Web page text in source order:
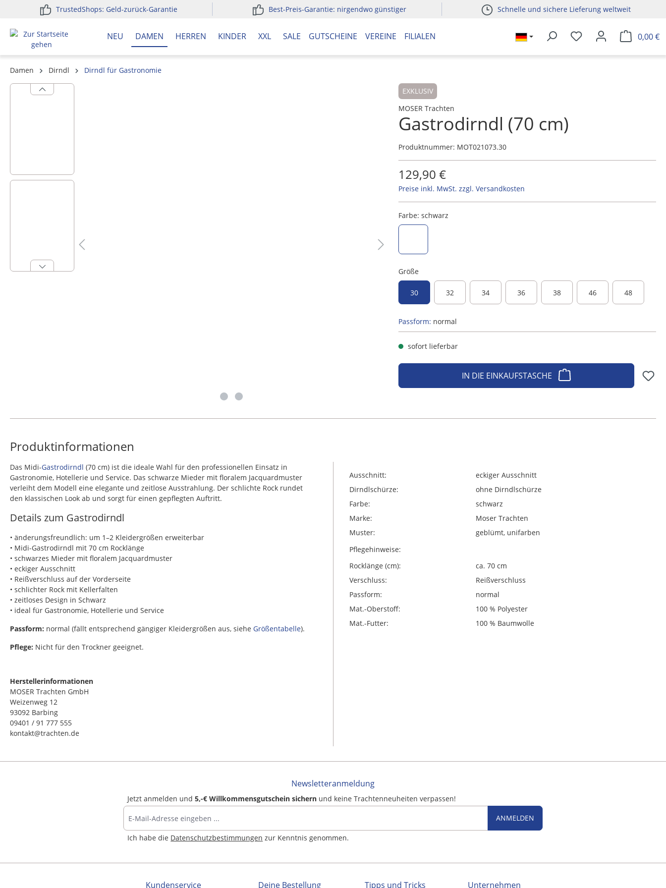
Zur Hauptnavigation springen
TrustedShops: Geld-zurück-Garantie Best-Preis-Garantie: nirgendwo günstiger Schnelle und sichere Lieferung weltweit
NEU DAMEN HERREN KINDER XXL SALE GUTSCHEINE VEREINE FILIALEN 0,00 €
Damen Dirndl
Dirndl für Gastronomie
Bildergalerie überspringen
EXKLUSIV
MOSER Trachten
Gastrodirndl (70 cm)
Produktnummer: MOT021073.30
129,90 €
Preise inkl. MwSt. zzgl. Versandkosten
Farbe: schwarz
Größe
30 32 34 36 38 46 48
Passform: normal
sofort lieferbar
IN DIE EINKAUFSTASCHE
Produktinformationen
Das Midi-Gastrodirndl (70 cm) ist die ideale Wahl für den professionellen Einsatz in
Gastronomie, Hotellerie und Service. Das schwarze Mieder mit floralem Jacquardmuster
verleiht dem Modell eine elegante und zeitlose Ausstrahlung. Der schlichte Rock rundet
den klassischen Look ab und sorgt für einen gepflegten Auftritt.
Details zum Gastrodirndl
• änderungsfreundlich: um 1–2 Kleidergrößen erweiterbar
• Midi-Gastrodirndl mit 70 cm Rocklänge
• schwarzes Mieder mit floralem Jacquardmuster
• eckiger Ausschnitt
• Reißverschluss auf der Vorderseite
• schlichter Rock mit Kellerfalten
• zeitloses Design in Schwarz
• ideal für Gastronomie, Hotellerie und Service
Passform: normal (fällt entsprechend gängiger Kleidergrößen aus, siehe Größentabelle).
Pflege: Nicht für den Trockner geeignet.
Herstellerinformationen
MOSER Trachten GmbH
Weizenweg 12
93092 Barbing
09401 / 91 777 555
kontakt@trachten.de
Ausschnitt:
eckiger Ausschnitt
Dirndlschürze:
ohne Dirndlschürze
Farbe:
schwarz
Marke:
Moser Trachten
Muster:
geblümt, unifarben
Pflegehinweise:
Rocklänge (cm):
ca. 70 cm
Verschluss:
Reißverschluss
Passform:
normal
Mat.-Oberstoff:
100 % Polyester
Mat.-Futter:
100 % Baumwolle
Newsletteranmeldung
Jetzt anmelden und5,-€ Willkommensgutschein sichern und keine Trachtenneuheiten verpassen!
ANMELDEN
Ich habe die Datenschutzbestimmungen zur Kenntnis genommen.
Kundenservice Deine Bestellung Tipps und Tricks Unternehmen